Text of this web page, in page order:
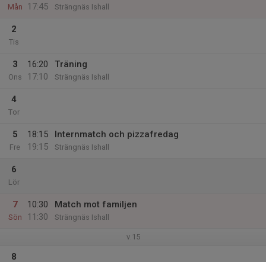
Mån
17:45
Strängnäs Ishall
2
Tis
3
Ons
16:20
17:10
Träning
Strängnäs Ishall
4
Tor
5
Fre
18:15
19:15
Internmatch och pizzafredag
Strängnäs Ishall
6
Lör
7
Sön
10:30
11:30
Match mot familjen
Strängnäs Ishall
v.15
8